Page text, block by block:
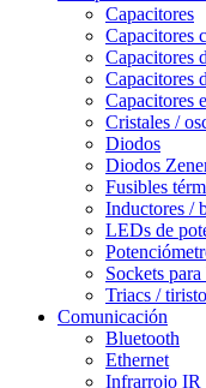
Capacitores
Capacitores
Capacitores
Capacitores
Capacitores
Cristales /
Diodos
Diodos
Fusibles
Inductores /
LEDs de
Sockets
Triacs /
Comunicación
Bluetooth
Ethernet
Infrarrojo IR